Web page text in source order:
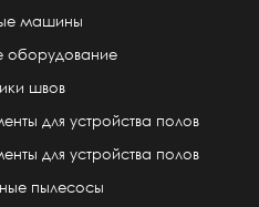
машины
оборудование
швов
для устройства полов
для устройства полов
пылесосы